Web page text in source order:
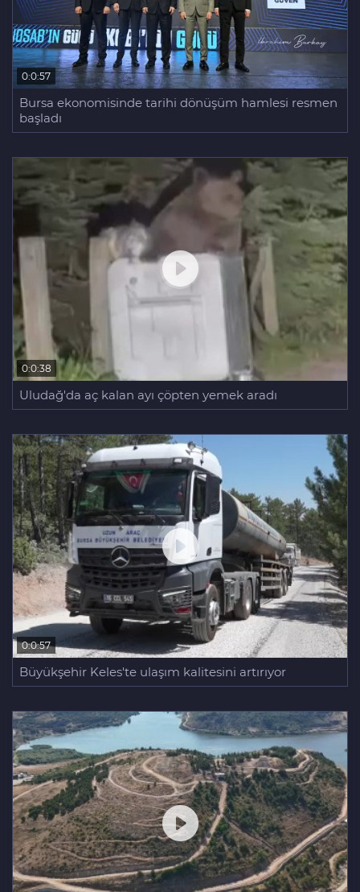
0:0:57
Bursa ekonomisinde tarihi dönüşüm hamlesi resmen
başladı
0:0:38
Uludağ'da aç kalan ayı çöpten yemek aradı
0:0:57
Büyükşehir Keles'te ulaşım kalitesini artırıyor